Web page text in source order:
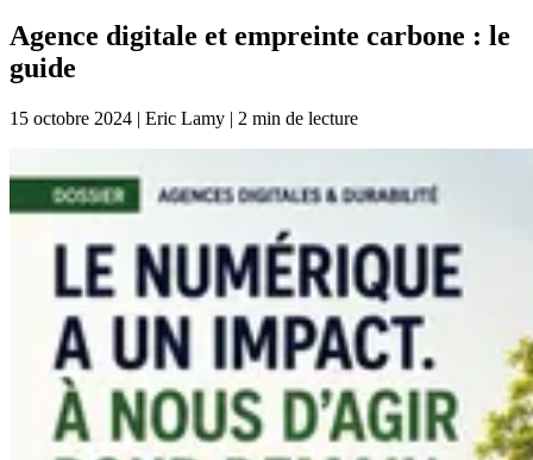
Agence digitale et empreinte carbone : le
guide
15 octobre 2024 | Eric Lamy | 2 min de lecture